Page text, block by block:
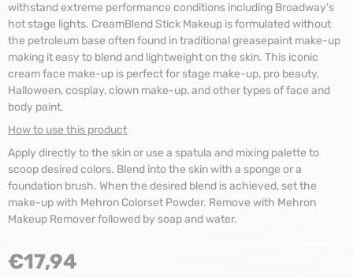
withstand extreme performance conditions including Broadway's
hot stage lights. CreamBlend Stick Makeup is formulated without
the petroleum base often found in traditional greasepaint make-up
making it easy to blend and lightweight on the skin. This iconic
cream face make-up is perfect for stage make-up, pro beauty,
Halloween, cosplay, clown make-up, and other types of face and
body paint.
How to use this product
Apply directly to the skin or use a spatula and mixing palette to
scoop desired colors. Blend into the skin with a sponge or a
foundation brush. When the desired blend is achieved, set the
make-up with Mehron Colorset Powder. Remove with Mehron
Makeup Remover followed by soap and water.
€17,94